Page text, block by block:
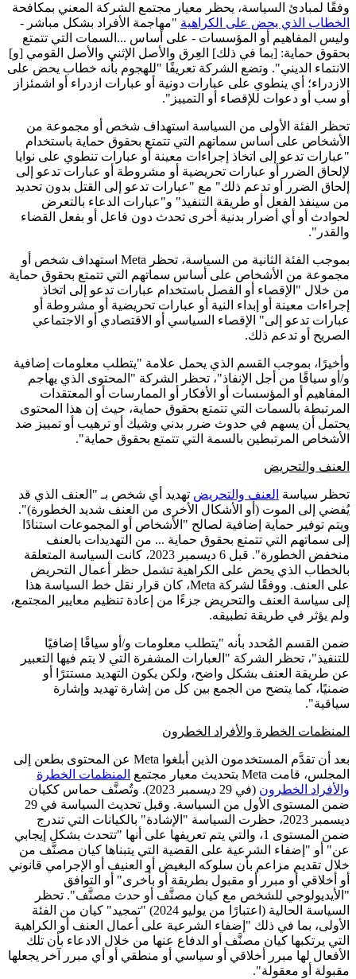
وفقًا لمبادئ السياسة، يحظر معيار مجتمع الشركة المعني بمكافحة
الخطاب الذي يحض على الكراهية "مهاجمة الأفراد بشكل مباشر -
وليس المفاهيم أو المؤسسات - على أساس ...السمات التي تتمتع
بحقوق حماية: [بما في ذلك] العِرق والأصل الإثني والأصل القومي [و]
الانتماء الديني". وتضع الشركة تعريفًا "للهجوم بأنه خطاب يحض على
الازدراء؛ أي ينطوي على عبارات دونية أو عبارات ازدراء أو اشمئزاز
أو سب أو دعوات للإقصاء أو التمييز".
تحظر الفئة الأولى من السياسة استهداف شخص أو مجموعة من
الأشخاص على أساس سماتهم التي تتمتع بحقوق حماية باستخدام
"عبارات تدعو إلى اتخاذ إجراءات معينة أو عبارات تنطوي على نوايا
لإلحاق الضرر أو عبارات تحريضية أو مشروطة أو عبارات تدعو إلى
إلحاق الضرر أو تدعم ذلك" مع "عبارات تدعو إلى القتل بدون تحديد
من سينفذ الفعل أو طريقة التنفيذ" و"عبارات الدعاء بالتعرض
لحوادث أو أي أضرار بدنية أخرى تحدث دون فاعل أو بفعل القضاء
والقدر".
بموجب الفئة الثانية من السياسة، تحظر Meta استهداف شخص أو
مجموعة من الأشخاص على أساس سماتهم التي تتمتع بحقوق حماية
من خلال "الإقصاء أو الفصل باستخدام عبارات تدعو إلى اتخاذ
إجراءات معينة أو إبداء النية أو عبارات تحريضية أو مشروطة أو
عبارات تدعو إلى" الإقصاء السياسي أو الاقتصادي أو الاجتماعي
الصريح أو تدعم ذلك.
وأخيرًا، بموجب القسم الذي يحمل علامة "يتطلب معلومات إضافية
و/أو سياقًا من أجل الإنفاذ"، تحظر الشركة "المحتوى الذي يهاجم
المفاهيم أو المؤسسات أو الأفكار أو الممارسات أو المعتقدات
المرتبطة بالسمات التي تتمتع بحقوق حماية، حيث إن هذا المحتوى
يحتمل أن يسهم في حدوث ضرر بدني وشيك أو ترهيب أو تمييز ضد
الأشخاص المرتبطين بالسمة التي تتمتع بحقوق حماية".
العنف والتحريض
تحظر سياسة العنف والتحريض تهديد أي شخص بـ "العنف الذي قد
يُفضي إلى الموت (أو الأشكال الأخرى من العنف شديد الخطورة)".
ويتم توفير حماية إضافية لصالح "الأشخاص أو المجموعات استنادًا
إلى سماتهم التي تتمتع بحقوق حماية ... من التهديدات بالعنف
منخفض الخطورة". قبل 6 ديسمبر 2023، كانت السياسة المتعلقة
بالخطاب الذي يحض على الكراهية تشمل حظر أعمال التحريض
على العنف. ووفقًا لشركة Meta، كان قرار نقل خط السياسة هذا
إلى سياسة العنف والتحريض جزءًا من إعادة تنظيم معايير المجتمع،
ولم يؤثر في طريقة تطبيقه.
ضمن القسم المُحدد بأنه "يتطلب معلومات و/أو سياقًا إضافيًا
للتنفيذ"، تحظر الشركة "العبارات المشفرة التي لا يتم فيها التعبير
عن طريقة العنف بشكل واضح، ولكن يكون التهديد مستترًا أو
ضمنيًا، كما يتضح من الجمع بين كل من إشارة تهديد وإشارة
سياقية".
المنظمات الخطرة والأفراد الخطرون
بعد أن تقدَّم المستخدمون الذين أبلغوا Meta عن المحتوى بطعن إلى
المجلس، قامت Meta بتحديث معيار مجتمع
المنظمات الخطرة
والأفراد الخطرون
(في 29 ديسمبر 2023). وتُصنَّف حماس ككيان
ضمن المستوى الأول من السياسة. وقبل تحديث السياسة في 29
ديسمبر 2023، حظرت السياسة "الإشادة" بالكيانات التي تندرج
ضمن المستوى 1، والتي يتم تعريفها على أنها "تتحدث بشكل إيجابي
عن" أو "إضفاء الشرعية على القضية التي يتبناها كيان مصنَّف من
خلال تقديم مزاعم بأن سلوكه البغيض أو العنيف أو الإجرامي قانوني
أو أخلاقي أو مبرر أو مقبول بطريقة أو بأخرى" أو التوافق
"الأيديولوجي للشخص مع كيان مصنَّف أو حدث مصنَّف". تحظر
السياسة الحالية (اعتبارًا من يوليو 2024) "تمجيد" كيان من الفئة
الأولى، بما في ذلك "إضفاء الشرعية على أعمال العنف أو الكراهية
التي يرتكبها كيان مصنَّف أو الدفاع عنها من خلال الادعاء بأن تلك
الأفعال لها مبرر أخلاقي أو سياسي أو منطقي أو أي مبرر آخر يجعلها
مقبولة أو معقولة".